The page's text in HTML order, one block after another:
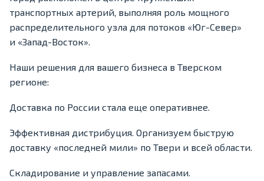
транспортных артерий, выполняя роль мощного
распределительного узла для потоков «Юг-Север»
и «Запад-Восток».
Наши решения для вашего бизнеса в Тверском
регионе:
Доставка по России стала еще оперативнее.
Эффективная дистрибуция. Организуем быструю
доставку «последней мили» по Твери и всей области.
Складирование и управление запасами.